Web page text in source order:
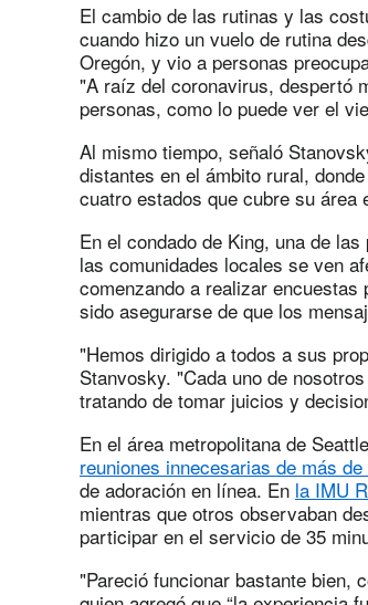
El cambio de las rutinas y las
cuando hizo un vuelo de rutina
Oregón, y vio a personas
"A raíz del coronavirus, despertó
personas, como lo puede ver el
Al mismo tiempo, señaló
distantes en el ámbito rural,
cuatro estados que cubre su área
En el condado de King, una de
las comunidades locales se ven
comenzando a realizar
sido asegurarse de que los
"Hemos dirigido a todos a sus
Stanvosky. "Cada uno de
tratando de tomar juicios y
En el área metropolitana de
reuniones innecesarias de más
de adoración en línea. En la IMU
mientras que otros observaban
participar en el servicio de 35
"Pareció funcionar bastante bien,